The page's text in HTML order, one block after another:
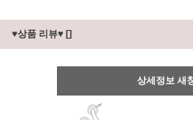
♥상품 리뷰♥ []
상세정보 새